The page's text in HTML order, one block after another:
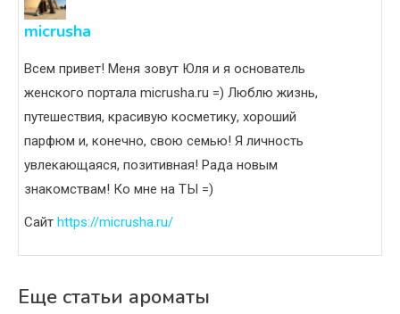
micrusha
Всем привет! Меня зовут Юля и я основатель
женского портала micrusha.ru =) Люблю жизнь,
путешествия, красивую косметику, хороший
парфюм и, конечно, свою семью! Я личность
увлекающаяся, позитивная! Рада новым
знакомствам! Ко мне на ТЫ =)
Сайт https://micrusha.ru/
Еще статьи ароматы